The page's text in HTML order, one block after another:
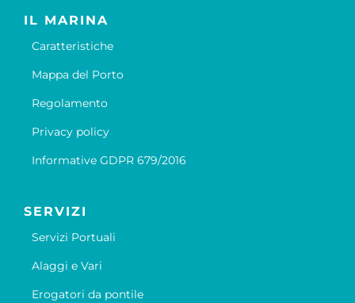
IL MARINA
Caratteristiche
Mappa del Porto
Regolamento
Privacy policy
Informative GDPR 679/2016
SERVIZI
Servizi Portuali
Alaggi e Vari
Erogatori da pontile